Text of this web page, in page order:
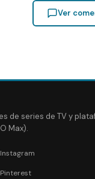
Ver
de series de TV y
Max).
Instagram
Pinterest